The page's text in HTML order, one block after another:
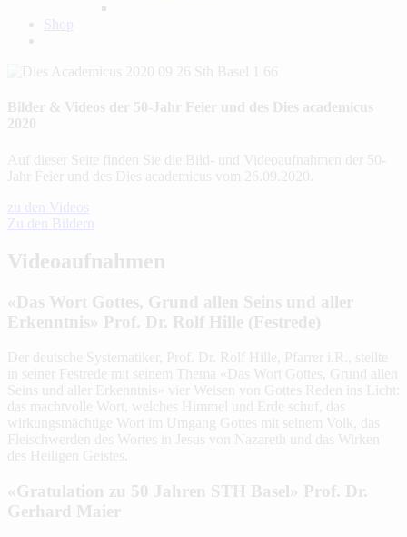
Shop
Bilder & Videos der 50-Jahr Feier und des Dies academicus
2020
Auf dieser Seite finden Sie die Bild- und Videoaufnahmen der 50-
Jahr Feier und des Dies academicus vom 26.09.2020.
zu den Videos
Zu den Bildern
Videoaufnahmen
«Das Wort Gottes, Grund allen Seins und aller
Erkenntnis» Prof. Dr. Rolf Hille (Festrede)
Der deutsche Systematiker, Prof. Dr. Rolf Hille, Pfarrer i.R., stellte
in seiner Festrede mit seinem Thema «Das Wort Gottes, Grund allen
Seins und aller Erkenntnis» vier Weisen von Gottes Reden ins Licht:
das machtvolle Wort, welches Himmel und Erde schuf, das
wirkungsmächtige Wort im Umgang Gottes mit seinem Volk, das
Fleischwerden des Wortes in Jesus von Nazareth und das Wirken
des Heiligen Geistes.
«Gratulation zu 50 Jahren STH Basel» Prof. Dr.
Gerhard Maier